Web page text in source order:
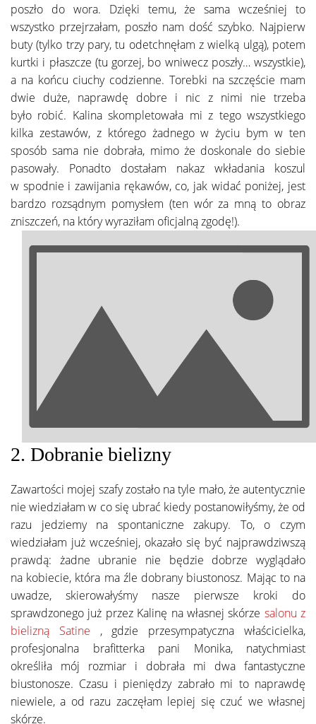
poszło do wora. Dzięki temu, że sama wcześniej to
wszystko przejrzałam, poszło nam dość szybko. Najpierw
buty (tylko trzy pary, tu odetchnęłam z wielką ulgą), potem
kurtki i płaszcze (tu gorzej, bo wniwecz poszły… wszystkie),
a na końcu ciuchy codzienne. Torebki na szczęście mam
dwie duże, naprawdę dobre i nic z nimi nie trzeba
było robić. Kalina skompletowała mi z tego wszystkiego
kilka zestawów, z którego żadnego w życiu bym w ten
sposób sama nie dobrała, mimo że doskonale do siebie
pasowały. Ponadto dostałam nakaz wkładania koszul
w spodnie i zawijania rękawów, co, jak widać poniżej, jest
bardzo rozsądnym pomysłem (ten wór za mną to obraz
zniszczeń, na który wyraziłam oficjalną zgodę!).
2. Dobranie bielizny
Zawartości mojej szafy zostało na tyle mało, że autentycznie
nie wiedziałam w co się ubrać kiedy postanowiłyśmy, że od
razu jedziemy na spontaniczne zakupy. To, o czym
wiedziałam już wcześniej, okazało się być najprawdziwszą
prawdą: żadne ubranie nie będzie dobrze wyglądało
na kobiecie, która ma źle dobrany biustonosz. Mając to na
uwadze, skierowałyśmy nasze pierwsze kroki do
sprawdzonego już przez Kalinę na własnej skórze salonu z
bielizną Satine , gdzie przesympatyczna właścicielka,
profesjonalna brafitterka pani Monika, natychmiast
określiła mój rozmiar i dobrała mi dwa fantastyczne
biustonosze. Czasu i pieniędzy zabrało mi to naprawdę
niewiele, a od razu zaczęłam lepiej się czuć we własnej
skórze.